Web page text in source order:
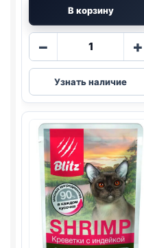
В корзину
−
Количество
Blitz
(КУРИЦА,
ИНДЕЙКА)
+
Узнать наличие